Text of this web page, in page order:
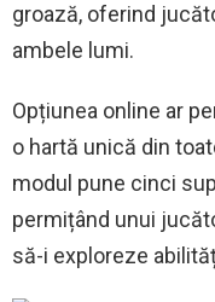
groază, oferind
ambele lumi.
Opțiunea online ar
o hartă unică din
modul pune cinci
permițând unui
să-i exploreze